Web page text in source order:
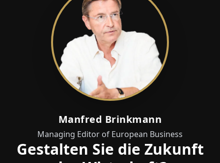
Manfred Brinkmann
Managing Editor of European Business
Gestalten Sie die Zukunft